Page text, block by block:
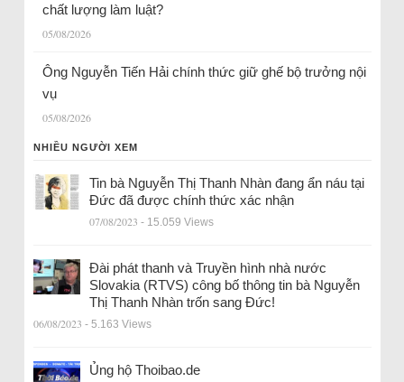
chất lượng làm luật?
05/08/2026
Ông Nguyễn Tiến Hải chính thức giữ ghế bộ trưởng nội
vụ
05/08/2026
NHIỀU NGƯỜI XEM
Tin bà Nguyễn Thị Thanh Nhàn đang ẩn náu tại
Đức đã được chính thức xác nhận
07/08/2023 - 15.059 Views
Đài phát thanh và Truyền hình nhà nước
Slovakia (RTVS) công bố thông tin bà Nguyễn
Thị Thanh Nhàn trốn sang Đức!
06/08/2023 - 5.163 Views
Ủng hộ Thoibao.de